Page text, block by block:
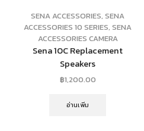
SENA ACCESSORIES, SENA
ACCESSORIES 10 SERIES, SENA
ACCESSORIES CAMERA
Sena 10C Replacement
Speakers
฿1,200.00
อ่านเพิ่ม